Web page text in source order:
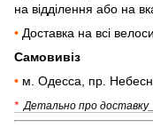
на відділення або на
• Доставка на всі
Самовивіз
• м. Одесса, пр.
* Детально про доставку_